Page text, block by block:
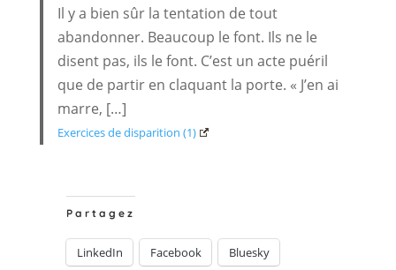
Il y a bien sûr la tentation de tout
abandonner. Beaucoup le font. Ils ne le
disent pas, ils le font. C’est un acte puéril
que de partir en claquant la porte. « J’en ai
marre, […]
Exercices de disparition (1)
Partagez
LinkedIn Facebook Bluesky